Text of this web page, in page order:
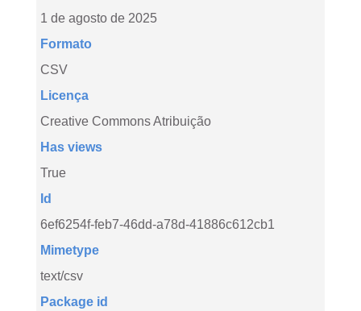
1 de agosto de 2025
Formato
CSV
Licença
Creative Commons Atribuição
Has views
True
Id
6ef6254f-feb7-46dd-a78d-41886c612cb1
Mimetype
text/csv
Package id